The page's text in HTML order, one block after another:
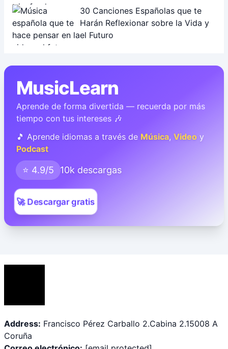
30 Canciones Españolas que te
Harán Reflexionar sobre la Vida y
el Futuro
MusicLearn
Aprende de forma divertida — recuerda por más
tiempo con tus intereses 🎶
🎵 Aprende idiomas a través de Música, Video y
Podcast
⭐ 4.9/5 10k descargas
🚀 Descargar gratis
Address: Francisco Pérez Carballo 2.Cabina 2.15008 A
Coruña